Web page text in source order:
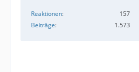
Reaktionen
157
Beiträge
1.573